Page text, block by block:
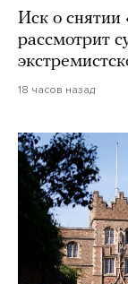
Иск о снятии
рассмотрит
18 часов назад